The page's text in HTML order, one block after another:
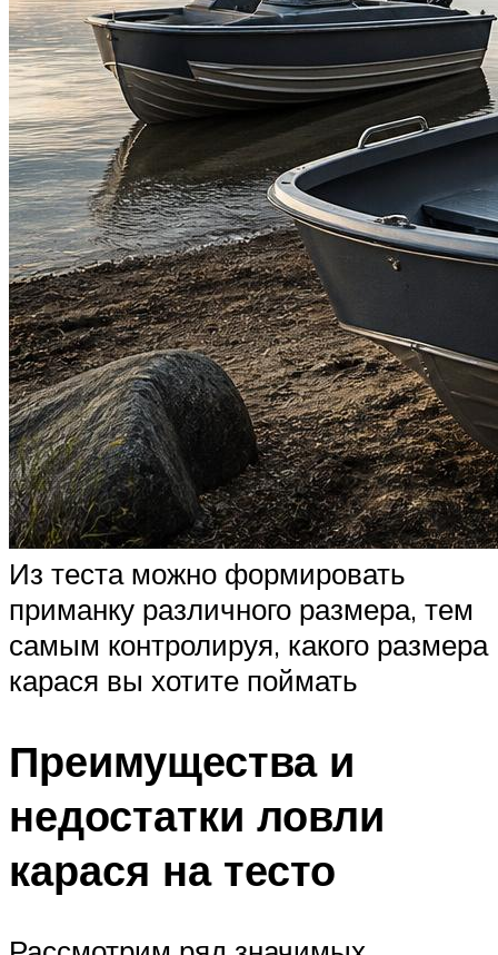
Из теста можно формировать
приманку различного размера, тем
самым контролируя, какого размера
карася вы хотите поймать
Преимущества и
недостатки ловли
карася на тесто